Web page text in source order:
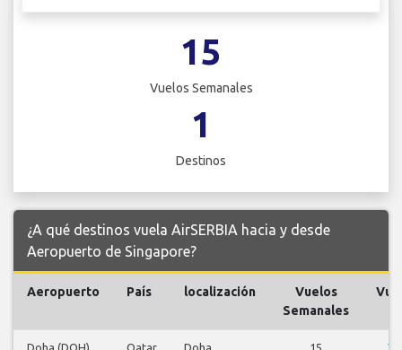
15
Vuelos Semanales
1
Destinos
¿A qué destinos vuela AirSERBIA hacia y desde
Aeropuerto de Singapore?
Aeropuerto País localización
Vuelos
Semanales
Doha (DOH) Qatar Doha 15